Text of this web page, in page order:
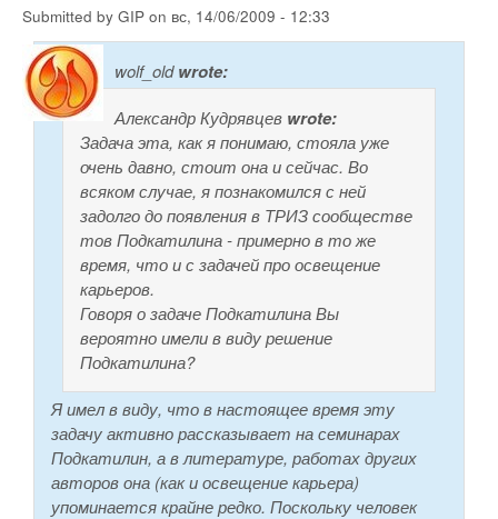
Submitted by GIP on вс, 14/06/2009 - 12:33
wolf_oldwrote:
Александр Кудрявцев wrote:
Задача эта, как я понимаю, стояла уже
очень давно, стоит она и сейчас. Во
всяком случае, я познакомился с ней
задолго до появления в ТРИЗ сообществе
тов Подкатилина - примерно в то же
время, что и с задачей про освещение
карьеров.
Говоря о задаче Подкатилина Вы
вероятно имели в виду решение
Подкатилина?
Я имел в виду, что в настоящее время эту
задачу активно рассказывает на семинарах
Подкатилин, а в литературе, работах других
авторов она (как и освещение карьера)
упоминается крайне редко. Поскольку человек